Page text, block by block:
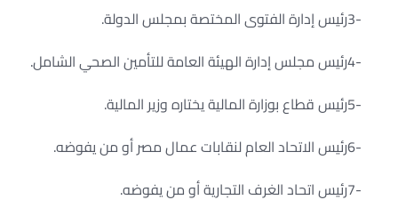
3-رئيس إدارة الفتوى المختصة بمجلس الدولة.
4-رئيس مجلس إدارة الهيئة العامة للتأمين الصحي الشامل.
5-رئيس قطاع بوزارة المالية يختاره وزير المالية.
6-رئيس الاتحاد العام لنقابات عمال مصر أو من يفوضه.
7-رئيس اتحاد الغرف التجارية أو من يفوضه.